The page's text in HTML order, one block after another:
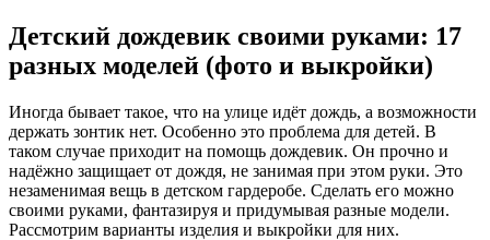
Детский дождевик своими руками: 17
разных моделей (фото и выкройки)
Иногда бывает такое, что на улице идёт дождь, а возможности
держать зонтик нет. Особенно это проблема для детей. В
таком случае приходит на помощь дождевик. Он прочно и
надёжно защищает от дождя, не занимая при этом руки. Это
незаменимая вещь в детском гардеробе. Сделать его можно
своими руками, фантазируя и придумывая разные модели.
Рассмотрим варианты изделия и выкройки для них.